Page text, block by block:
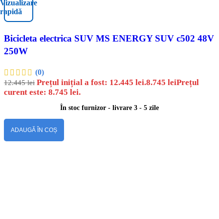
Vizualizare
rapidă
Bicicleta electrica SUV MS ENERGY SUV c502 48V
250W
(0)
12.445lei Prețul inițial a fost: 12.445 lei.8.745 leiPrețul
curent este: 8.745 lei.
În stoc furnizor - livrare 3 - 5 zile
ADAUGĂ ÎN COȘ